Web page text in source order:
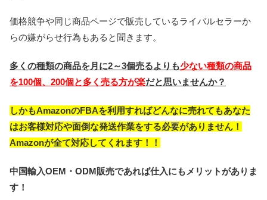
価格競争や同じ商品ページで販売しているライバルセラーか
らの嫌がらせ行為もあると聞きます。
多くの種類の商品を月に2～3個売るよりも少ない種類の商品
を100個、200個と多く売る方が楽だと思いませんか？
しかもAmazonのFBAを利用すればどんなに売れてもあなた
はお客様対応や面倒な発送作業をする必要がありません！
Amazonが全て対応してくれます！！
中国輸入OEM・ODM販売であれば仕入にもメリットがありま
す！